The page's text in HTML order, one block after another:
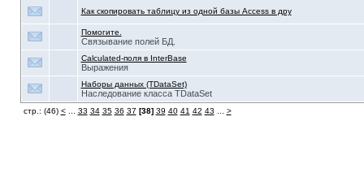
Как скопировать таблицу из одной базы Access в дру
Помогите.
Связывание полей БД.
Calculated-поля в InterBase
Выражения
Наборы данных (TDataSet)
Наследование класса TDataSet
стр.: (46) <... 33 34 35 36 37 [38] 39 40 41 42 43 >